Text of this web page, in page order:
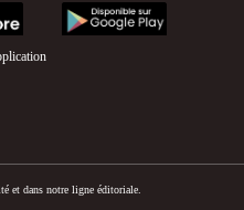
googleplay
et dans notre ligne éditoriale.